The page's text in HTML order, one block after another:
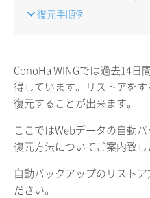
復元手順例
ConoHa WINGでは過去14日
得しています。リストアを
復元することが出来ます。
ここではWebデータの自動
復元方法についてご案内致し
自動バックアップのリスト
ださい。